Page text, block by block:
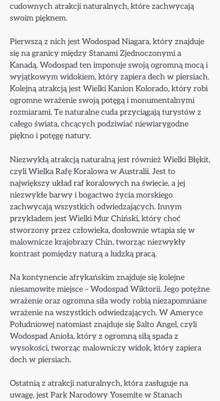
cudownych atrakcji naturalnych, które zachwycają
swoim pięknem.
Pierwszą z nich jest Wodospad Niagara, który znajduje
się na granicy między Stanami Zjednoczonymi a
Kanadą. Wodospad ten imponuje swoją ogromną mocą i
wyjątkowym widokiem, który zapiera dech w piersiach.
Kolejną atrakcją jest Wielki Kanion Kolorado, który robi
ogromne wrażenie swoją potęgą i monumentalnymi
rozmiarami. Te naturalne cuda przyciągają turystów z
całego świata, chcących podziwiać niewiarygodne
piękno i potęgę natury.
Niezwykłą atrakcją naturalną jest również Wielki Błękit,
czyli Wielka Rafę Koralowa w Australii. Jest to
największy układ raf koralowych na świecie, a jej
niezwykłe barwy i bogactwo życia morskiego
zachwycają wszystkich odwiedzających. Innym
przykładem jest Wielki Mur Chiński, który choć
stworzony przez człowieka, dosłownie wtapia się w
malownicze krajobrazy Chin, tworząc niezwykły
kontrast pomiędzy naturą a ludzką pracą.
Na kontynencie afrykańskim znajduje się kolejne
niesamowite miejsce – Wodospad Wiktorii. Jego potężne
wrażenie oraz ogromna siła wody robią niezapomniane
wrażenie na wszystkich odwiedzających. W Ameryce
Południowej natomiast znajduje się Salto Angel, czyli
Wodospad Anioła, który z ogromną siłą spada z
wysokości, tworząc malowniczy widok, który zapiera
dech w piersiach.
Ostatnią z atrakcji naturalnych, która zasługuje na
uwagę, jest Park Narodowy Yosemite w Stanach